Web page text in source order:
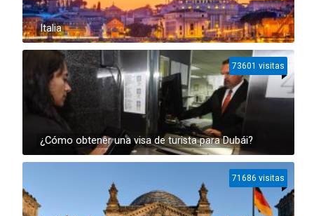
Italia
¿Cómo obtener una visa de turista para Dubái?
73601 visitas
71686 visitas